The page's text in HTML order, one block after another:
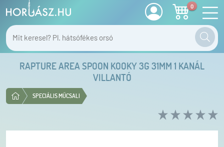
0
RAPTURE AREA SPOON KOOKY 3G 31MM 1 KANÁL
VILLANTÓ
SPECIÁLIS MŰCSALI